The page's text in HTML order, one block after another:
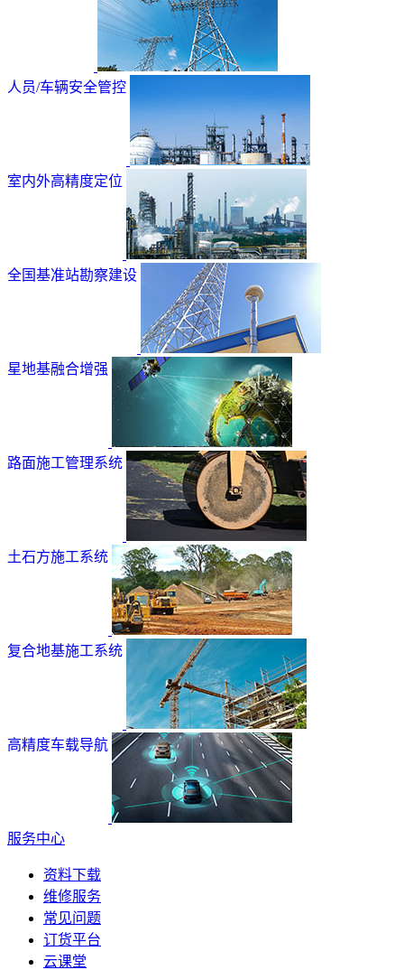
人员/车辆安全管控
室内外高精度定位
全国基准站勘察建设
星地基融合增强
路面施工管理系统
土石方施工系统
复合地基施工系统
高精度车载导航
服务中心
资料下载
维修服务
常见问题
订货平台
云课堂